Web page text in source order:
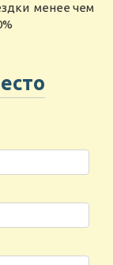
менее чем